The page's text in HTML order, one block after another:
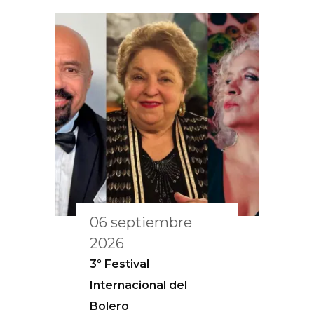
06 septiembre
2026
3º Festival
Internacional del
Bolero